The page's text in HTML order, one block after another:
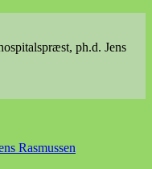
ph.d. Jens
Rasmussen